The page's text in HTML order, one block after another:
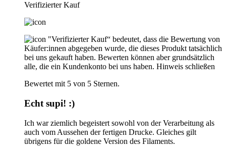
Verifizierter Kauf
"Verifizierter Kauf“ bedeutet, dass die Bewertung von
Käufer:innen abgegeben wurde, die dieses Produkt tatsächlich
bei uns gekauft haben. Bewerten können aber grundsätzlich
alle, die ein Kundenkonto bei uns haben. Hinweis schließen
Bewertet mit 5 von 5 Sternen.
Echt supi! :)
Ich war ziemlich begeistert sowohl von der Verarbeitung als
auch vom Aussehen der fertigen Drucke. Gleiches gilt
übrigens für die goldene Version des Filaments.